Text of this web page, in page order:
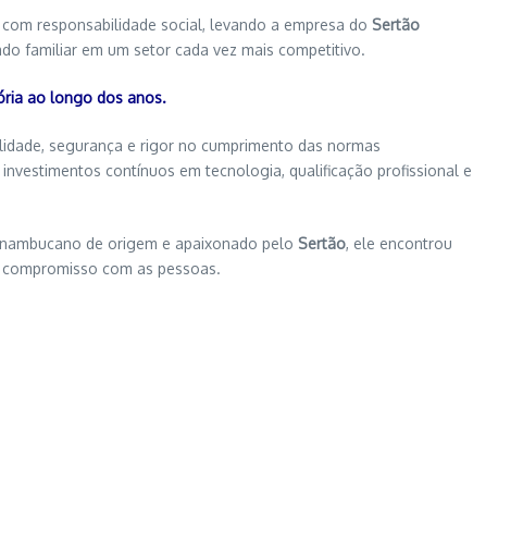
responsabilidade social, levando a empresa do Sertão
familiar em um setor cada vez mais competitivo.
ao longo dos anos.
segurança e rigor no cumprimento das normas
contínuos em tecnologia, qualificação profissional e
de origem e apaixonado pelo Sertão, ele encontrou
com as pessoas.